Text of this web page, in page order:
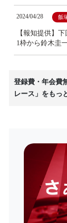
2024/04/28 飯
【報知提供】
1枠から鈴木圭
登録費・年会費
レース」をもっ